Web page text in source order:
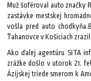
Muž šoféroval auto značky
zastávke mestskej
vošla pred auto
Ťahanovce v Košiciach
Ako ďalej agentúru SITA
zrážke došlo v utorok 21.
Ázijskej triede smerom k